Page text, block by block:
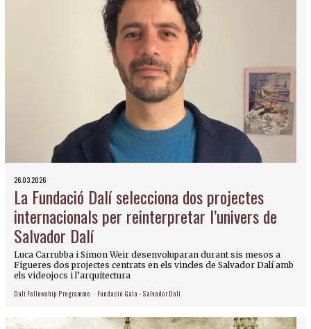
26.03.2026
La Fundació Dalí selecciona dos projectes
internacionals per reinterpretar l’univers de
Salvador Dalí
Luca Carrubba i Simon Weir desenvoluparan durant sis mesos a
Figueres dos projectes centrats en els vincles de Salvador Dalí amb
els videojocs i l’arquitectura
Dalí Fellowship Programme Fundació Gala - Salvador Dalí